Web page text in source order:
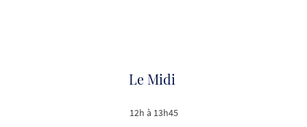
Le Midi
12h à 13h45